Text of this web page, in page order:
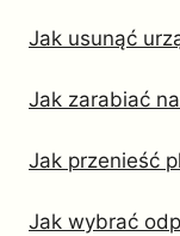
Jak usunąć
Jak zarabiać
Jak przenieść
Jak wybrać